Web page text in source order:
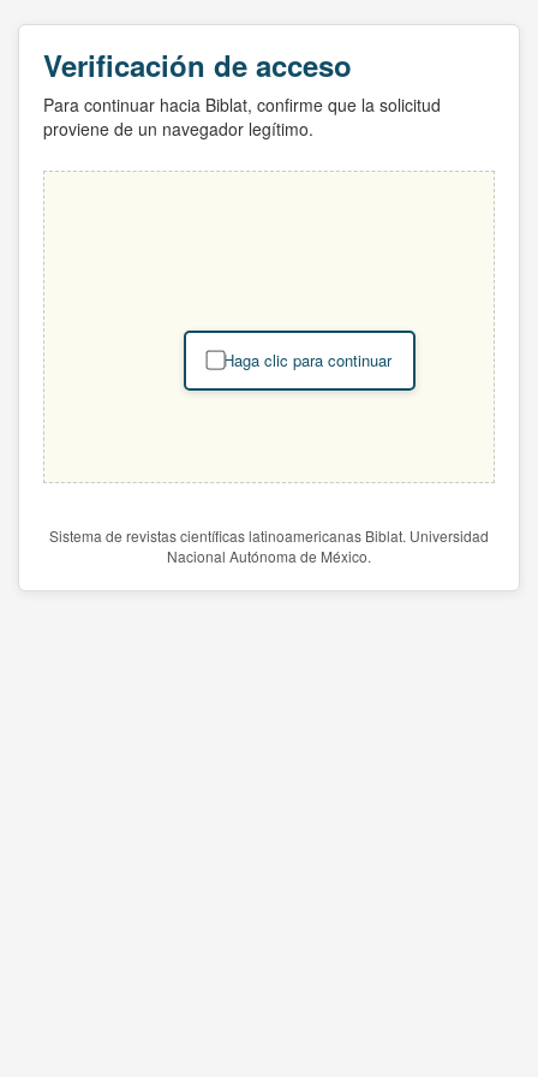
Verificación de acceso
Para continuar hacia Biblat, confirme que la solicitud
proviene de un navegador legítimo.
Haga clic para continuar
Sistema de revistas científicas latinoamericanas Biblat. Universidad
Nacional Autónoma de México.